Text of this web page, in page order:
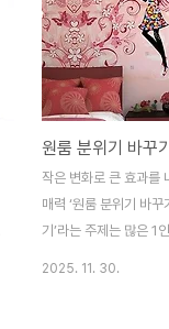
작은 변화로 큰 효과를
매력 ‘원룸 분위기 바
기’라는 주제는 많은 1
2025. 11. 30.